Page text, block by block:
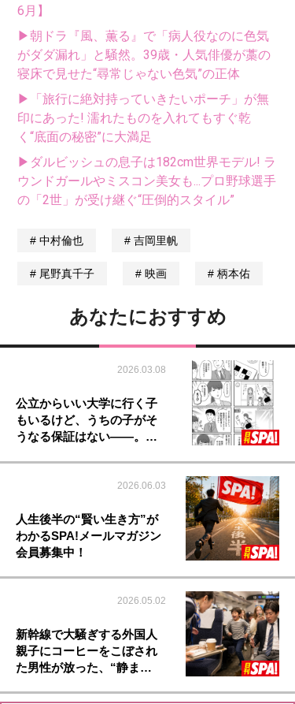
6月】
▶朝ドラ『風、薫る』で「病人役なのに色気
がダダ漏れ」と騒然。39歳・人気俳優が藁の
寝床で見せた“尋常じゃない色気”の正体
▶「旅行に絶対持っていきたいポーチ」が無
印にあった! 濡れたものを入れてもすぐ乾
く“底面の秘密”に大満足
▶ダルビッシュの息子は182cm世界モデル! ラ
ウンドガールやミスコン美女も...プロ野球選手
の「2世」が受け継ぐ“圧倒的スタイル”
中村倫也 吉岡里帆
尾野真千子 映画 柄本佑
あなたにおすすめ
2026.03.08
公立からいい大学に行く子
もいるけど、うちの子がそ
うなる保証はない――。…
2026.06.03
人生後半の“賢い生き方”が
わかるSPA!メールマガジン
会員募集中！
2026.05.02
新幹線で大騒ぎする外国人
親子にコーヒーをこぼされ
た男性が放った、“静ま…